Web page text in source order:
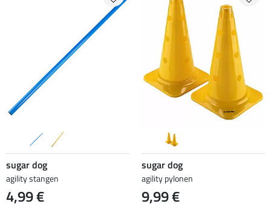
sugar dog
agility stangen
4,99 €
sugar dog
agility pylonen
9,99 €